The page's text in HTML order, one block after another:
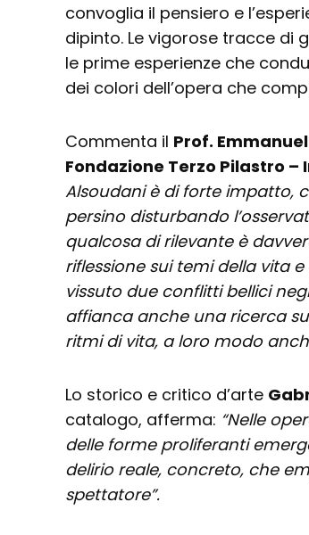
convoglia il pensiero e
dipinto. Le vigorose tracce di
le prime esperienze che
dei colori dell’opera che
Commenta il Prof.
Fondazione Terzo Pilastro –
Alsoudani è di forte impatto,
persino disturbando
qualcosa di rilevante è
riflessione sui temi della vita
vissuto due conflitti bellici
affianca anche una ricerca
ritmi di vita, a loro modo
Lo storico e critico d’arte
catalogo, afferma: “Nelle
delle forme proliferanti
delirio reale, concreto, che
spettatore”.